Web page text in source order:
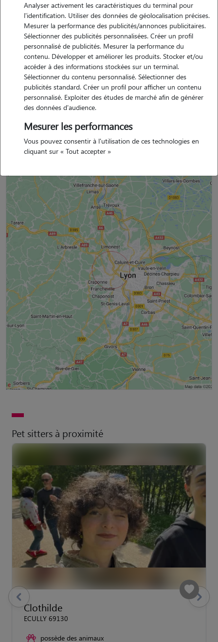
Je garde régulièrement les animaux de ma famille et de mes amis, et
c'est un grand plaisir pour moi à chaque fois ! J'adore balader le chien
de mes grands-parents, ils me le confient très souvent depuis
plusieurs années.
Flore est un membre non professionnel.
Situation géographique
Pet sitters à proximité
Clothilde
ECULLY 69130
possède des animaux
previous Suivant
Analyser activement les caractéristiques du terminal pour
l'identification. Utiliser des données de géolocalisation précises.
Mesurer la performance des publicités/annonces publicitaires.
Sélectionner des publicités personnalisées. Créer un profil
personnalisé de publicités. Mesurer la performance du
contenu. Développer et améliorer les produits. Stocker et/ou
accéder à des informations stockées sur un terminal.
Sélectionner du contenu personnalisé. Sélectionner des
publicités standard. Créer un profil pour afficher un contenu
personnalisé. Exploiter des études de marché afin de générer
des données d'audience.
Mesurer les performances
Vous pouvez consentir à l'utilisation de ces technologies en
cliquant sur « Tout accepter »